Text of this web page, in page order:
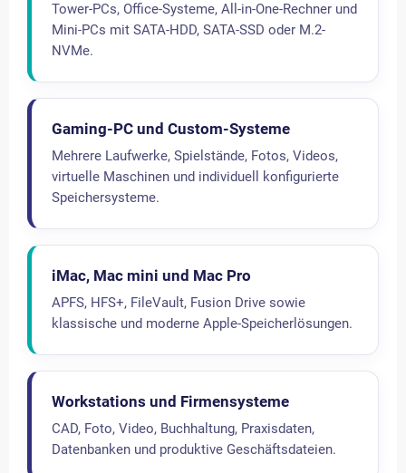
Tower-PCs, Office-Systeme, All-in-One-Rechner und
Mini-PCs mit SATA-HDD, SATA-SSD oder M.2-
NVMe.
Gaming-PC und Custom-Systeme
Mehrere Laufwerke, Spielstände, Fotos, Videos,
virtuelle Maschinen und individuell konfigurierte
Speichersysteme.
iMac, Mac mini und Mac Pro
APFS, HFS+, FileVault, Fusion Drive sowie
klassische und moderne Apple-Speicherlösungen.
Workstations und Firmensysteme
CAD, Foto, Video, Buchhaltung, Praxisdaten,
Datenbanken und produktive Geschäftsdateien.